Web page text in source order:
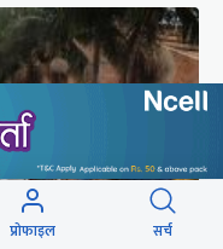
प्रोफाइल सर्च